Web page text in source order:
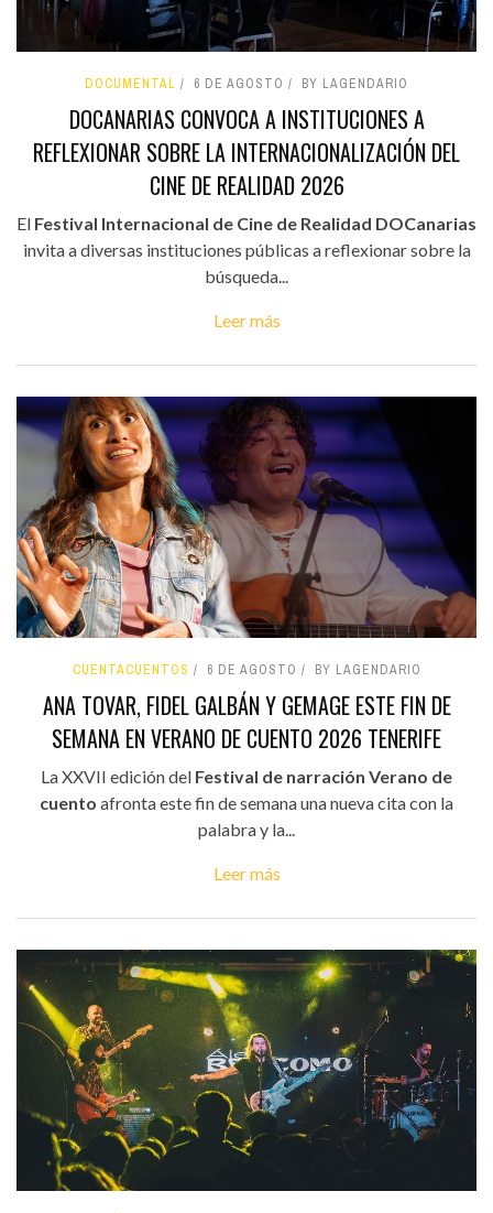
DOCUMENTAL 6 DE AGOSTO BY LAGENDARIO
DOCANARIAS CONVOCA A INSTITUCIONES A
REFLEXIONAR SOBRE LA INTERNACIONALIZACIÓN DEL
CINE DE REALIDAD 2026
El Festival Internacional de Cine de Realidad DOCanarias
invita a diversas instituciones públicas a reflexionar sobre la
búsqueda...
Leer más
CUENTACUENTOS 6 DE AGOSTO BY LAGENDARIO
ANA TOVAR, FIDEL GALBÁN Y GEMAGE ESTE FIN DE
SEMANA EN VERANO DE CUENTO 2026 TENERIFE
La XXVII edición del Festival de narración Verano de
cuento afronta este fin de semana una nueva cita con la
palabra y la...
Leer más